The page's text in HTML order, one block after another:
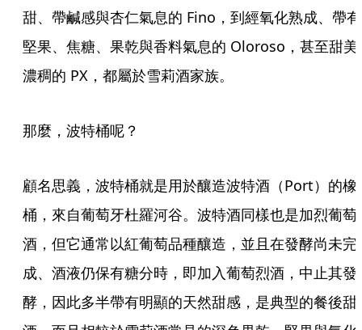
甜、帶鹹感與杏仁氣息的 Fino，到經氧化熟成、帶有
堅果、焦糖、果乾與香料氣息的 Oloroso，甚至甜美
濃稠的 PX，都屬於雪莉酒家族。
那麼，波特桶呢？
顧名思義，波特桶就是用於釀造波特酒（Port）的橡
桶，來自葡萄牙杜羅河谷。波特酒同樣也是加烈葡萄
酒，但它通常以紅葡萄品種釀造，並且在發酵尚未完
成、酒液仍保有糖分時，即加入葡萄烈酒，中止其發
酵，因此多半帶有明顯的天然甜感，是典型的餐後甜